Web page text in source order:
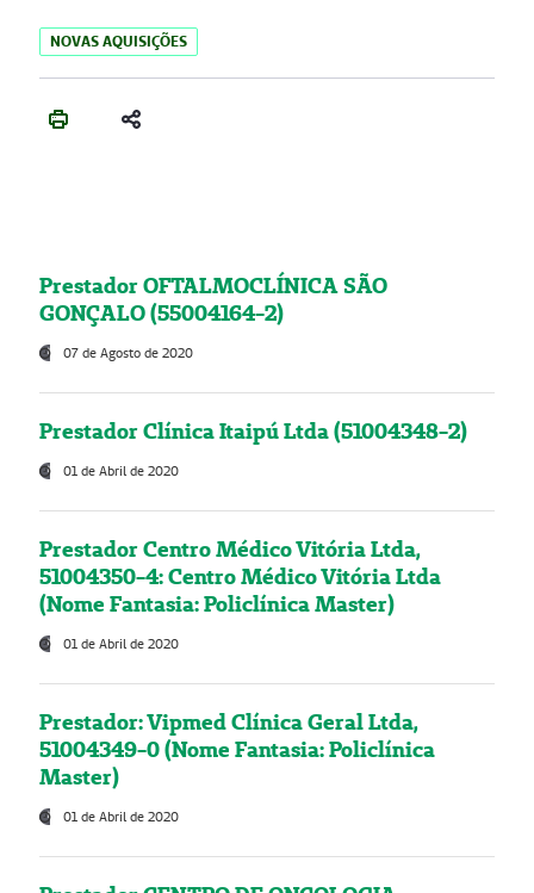
NOVAS AQUISIÇÕES
Prestador OFTALMOCLÍNICA SÃO
GONÇALO (55004164-2)
07 de Agosto de 2020
Prestador Clínica Itaipú Ltda (51004348-2)
01 de Abril de 2020
Prestador Centro Médico Vitória Ltda,
51004350-4: Centro Médico Vitória Ltda
(Nome Fantasia: Policlínica Master)
01 de Abril de 2020
Prestador: Vipmed Clínica Geral Ltda,
51004349-0 (Nome Fantasia: Policlínica
Master)
01 de Abril de 2020